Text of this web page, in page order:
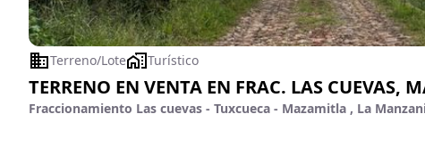
Terreno/Lote Turístico
TERRENO EN VENTA EN FRAC. LAS CUEVAS,
Fraccionamiento Las cuevas - Tuxcueca - Mazamitla , La